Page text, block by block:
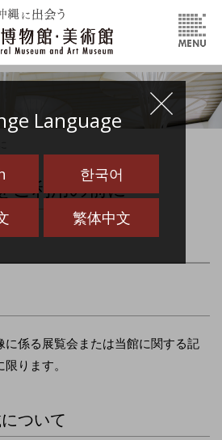
Language
한국어
繁体中文
ご利用の前に
に係る展覧会または当館に関する記
ります。
ついて